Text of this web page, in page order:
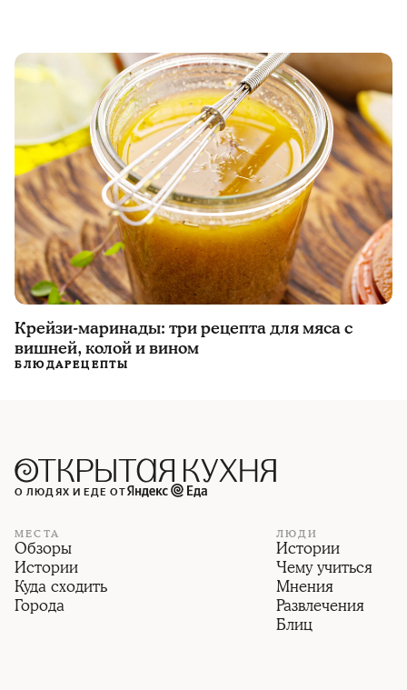
Крейзи-маринады: три рецепта для мяса с
вишней, колой и вином
БЛЮДАРЕЦЕПТЫ
О ЛЮДЯХ И ЕДЕ ОТ
МЕСТА
Обзоры
Истории
Куда сходить
Города
ЛЮДИ
Истории
Чему учиться
Мнения
Развлечения
Блиц